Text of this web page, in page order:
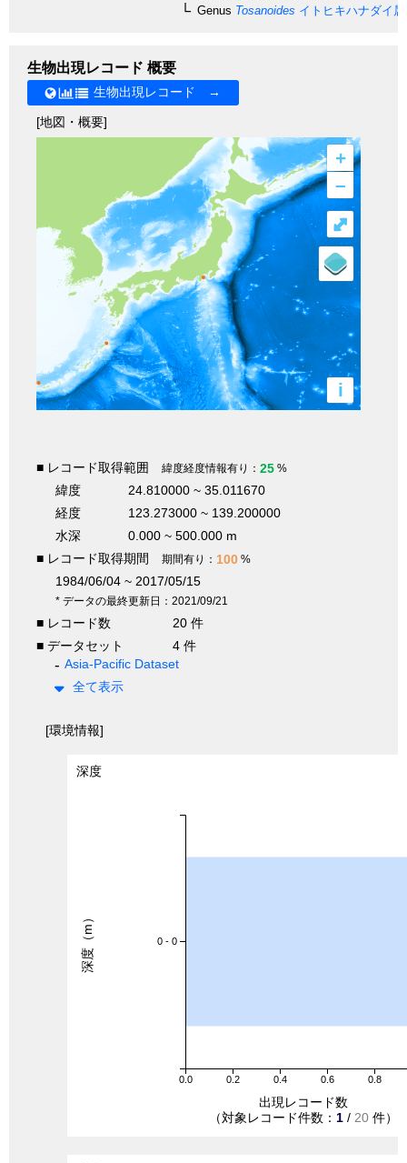
Genus Tosanoides イトヒキハナダイ属
生物出現レコード 概要
生物出現レコード →
[地図・概要]
+
–
i
⤢
■ レコード取得範囲 緯度経度情報有り： 25 %
緯度
24.810000 ~ 35.011670
経度
123.273000 ~ 139.200000
水深
0.000 ~ 500.000 m
■ レコード取得期間
期間有り： 100 %
1984/06/04 ~ 2017/05/15
* データの最終更新日：2021/09/21
■ レコード数
20 件
■ データセット
4 件
Asia-Pacific Dataset
全て表示
[環境情報]
深度
0.0 0.2 0.4 0.6 0.8
0 - 0
出現レコード数
（対象レコード件数： 1 / 20 件）
深度（m）